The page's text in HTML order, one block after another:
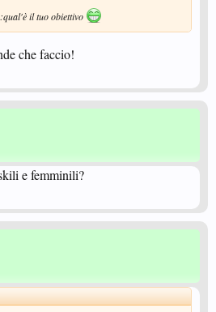
il tuo obiettivo
che faccio!
e femminili?